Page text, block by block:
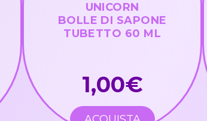
UNICORN
BOLLE DI SAPONE
TUBETTO 60 ML
1,00€